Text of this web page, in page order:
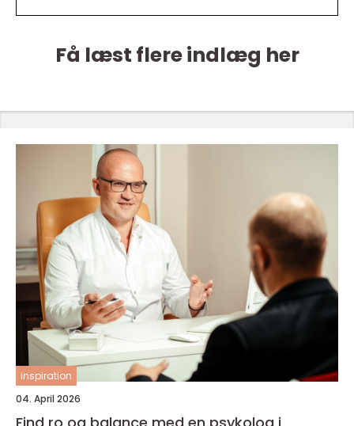
Få læst flere indlæg her
inspiration
04. April 2026